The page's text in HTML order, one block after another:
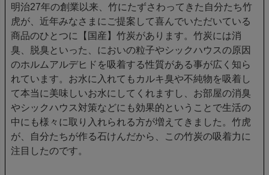
明治27年の創業以来、竹にたずさわってきた自分たち竹
虎が、近年みなさまにご提案して喜んでいただいている
商品のひとつに【国産】竹炭があります。竹炭には消
臭、脱臭といった、においの粒子やシックハウスの原因
のホルムアルデヒドを吸着する性質がある事が広く知ら
れています。お水に入れてもカルキ臭や不純物を吸着し
て本当に美味しいお水にしてくれますし、お部屋の消臭
やシックハウス対策などにも効果的ということで生活の
中にも様々に取り入れられる方が増えてきました。竹虎
が、自分たちが作る石けんだから、この竹炭の吸着力に
注目したのです。